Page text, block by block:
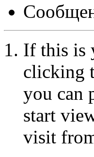
If this is
clicking
you can
start
visit